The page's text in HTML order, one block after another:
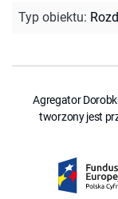
Typ obiektu:
Agregator
tworzony jest